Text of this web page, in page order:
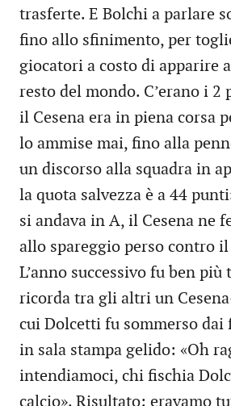
trasferte. E Bolchi a parlare
fino allo sfinimento, per
giocatori a costo di apparire
resto del mondo. C’erano i 2
il Cesena era in piena corsa
lo ammise mai, fino alla
un discorso alla squadra in
la quota salvezza è a 44
si andava in A, il Cesena ne
allo spareggio perso contro il
L’anno successivo fu ben più
ricorda tra gli altri un
cui Dolcetti fu sommerso dai
in sala stampa gelido: «Oh
intendiamoci, chi fischia